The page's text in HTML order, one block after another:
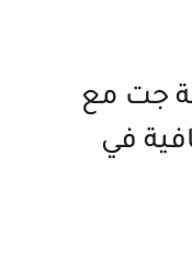
جت مع
في